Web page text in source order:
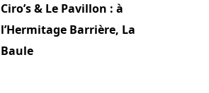
Ciro’s & Le Pavillon : à
l’Hermitage Barrière, La
Baule